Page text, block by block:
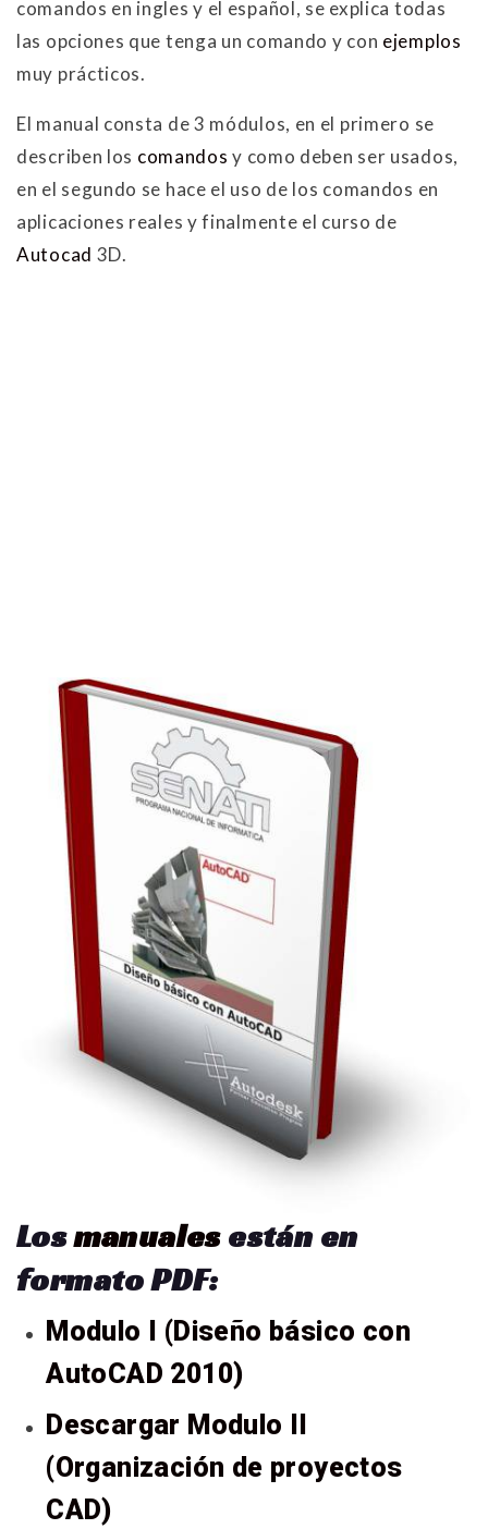
comandos en ingles y el español, se explica todas
las opciones que tenga un comando y con ejemplos
muy prácticos.
El manual consta de 3 módulos, en el primero se
describen los comandos y como deben ser usados,
en el segundo se hace el uso de los comandos en
aplicaciones reales y finalmente el curso de
Autocad 3D.
Losmanualesestán en
formato PDF:
Modulo I (Diseño básico con
AutoCAD 2010)
Descargar Modulo II
(Organización de proyectos
CAD)